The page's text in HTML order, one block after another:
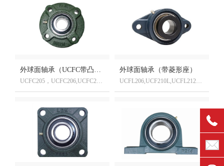
外球面轴承（UCFC带凸台圆形座）
UCFC205，UCFC206,UCFC210,UCFC218,UCFC220,UCFC320D1
外球面轴承（带菱形座）
UCFL206,UCF210L,UCFL212D1,UCFL220D1,UCFL320D1